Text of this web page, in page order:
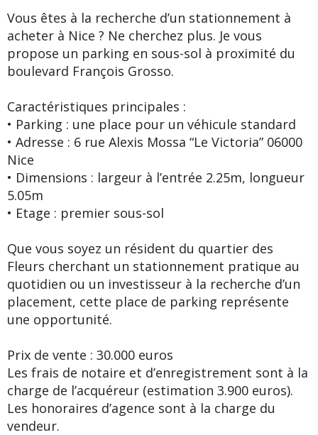
Vous êtes à la recherche d’un stationnement à
acheter à Nice ? Ne cherchez plus. Je vous
propose un parking en sous-sol à proximité du
boulevard François Grosso.
Caractéristiques principales :
• Parking : une place pour un véhicule standard
• Adresse : 6 rue Alexis Mossa “Le Victoria” 06000
Nice
• Dimensions : largeur à l’entrée 2.25m, longueur
5.05m
• Etage : premier sous-sol
Que vous soyez un résident du quartier des
Fleurs cherchant un stationnement pratique au
quotidien ou un investisseur à la recherche d’un
placement, cette place de parking représente
une opportunité.
Prix de vente : 30.000 euros
Les frais de notaire et d’enregistrement sont à la
charge de l’acquéreur (estimation 3.900 euros).
Les honoraires d’agence sont à la charge du
vendeur.